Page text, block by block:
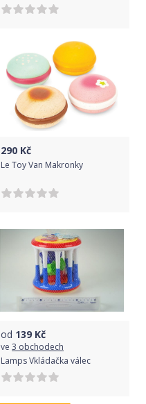
290 Kč
Le Toy Van Makronky
od 139 Kč
ve 3 obchodech
Lamps Vkládačka válec